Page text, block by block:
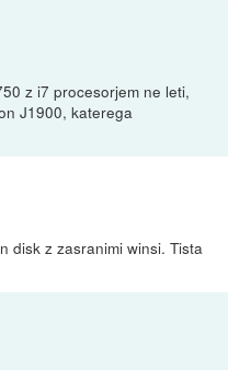
z i7 procesorjem ne leti,
J1900, katerega
disk z zasranimi winsi. Tista